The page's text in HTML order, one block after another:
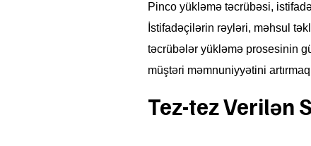
Pinco yükləmə təcrübəsi,
İstifadəçilərin rəyləri, məhsul
təcrübələr yükləmə prosesinin
müştəri məmnuniyyətini
Tez-tez Verilən